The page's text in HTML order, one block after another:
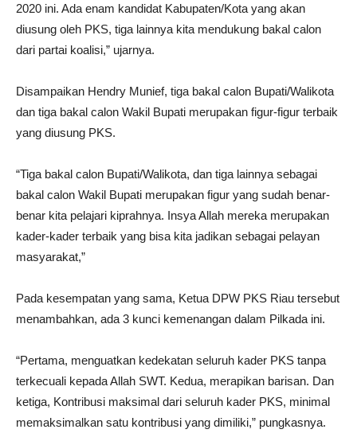
2020 ini. Ada enam kandidat Kabupaten/Kota yang akan
diusung oleh PKS, tiga lainnya kita mendukung bakal calon
dari partai koalisi,” ujarnya.
Disampaikan Hendry Munief, tiga bakal calon Bupati/Walikota
dan tiga bakal calon Wakil Bupati merupakan figur-figur terbaik
yang diusung PKS.
“Tiga bakal calon Bupati/Walikota, dan tiga lainnya sebagai
bakal calon Wakil Bupati merupakan figur yang sudah benar-
benar kita pelajari kiprahnya. Insya Allah mereka merupakan
kader-kader terbaik yang bisa kita jadikan sebagai pelayan
masyarakat,”
Pada kesempatan yang sama, Ketua DPW PKS Riau tersebut
menambahkan, ada 3 kunci kemenangan dalam Pilkada ini.
“Pertama, menguatkan kedekatan seluruh kader PKS tanpa
terkecuali kepada Allah SWT. Kedua, merapikan barisan. Dan
ketiga, Kontribusi maksimal dari seluruh kader PKS, minimal
memaksimalkan satu kontribusi yang dimiliki,” pungkasnya.